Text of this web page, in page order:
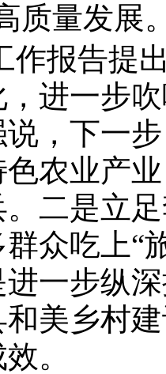
质量发展
作报告提
进一步
，下一
农业产
。二是立
众吃上“
一步纵
美乡村
。